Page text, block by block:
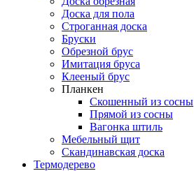
Доска для пола
Строганная доска
Бруски
Обрезной брус
Имитация бруса
Клееный брус
Планкен
Скошенный из сосны
Прямой из сосны
Вагонка штиль
Мебельный щит
Скандинавская доска
Термодерево